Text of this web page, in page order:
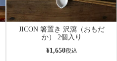
JICON 箸置き 沢瀉（おもだ
か） 2個入り
¥1,650税込